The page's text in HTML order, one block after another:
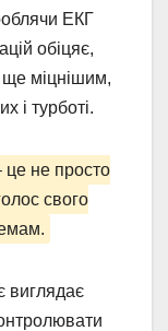
ЕКГ
обіцяє,
ще міцнішим,
і турботі.
не просто
свого
виглядає